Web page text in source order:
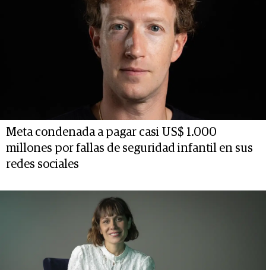
Meta condenada a pagar casi US$ 1.000
millones por fallas de seguridad infantil en sus
redes sociales